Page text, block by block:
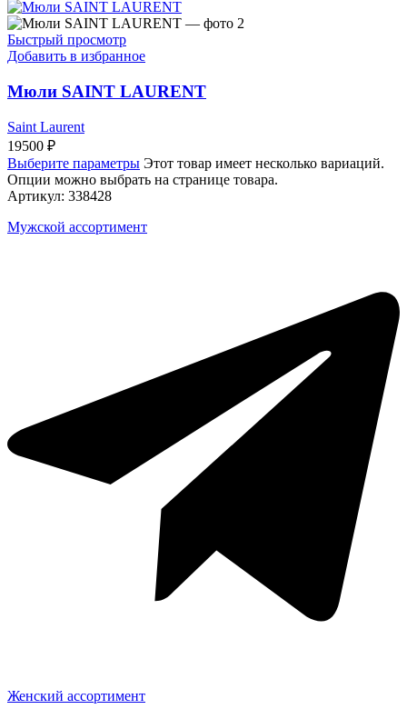
Быстрый просмотр
Добавить в избранное
Мюли SAINT LAURENT
Saint Laurent
19500 ₽
Выберите параметры Этот товар имеет несколько вариаций.
Опции можно выбрать на странице товара.
Артикул: 338428
Мужской ассортимент
Женский ассортимент